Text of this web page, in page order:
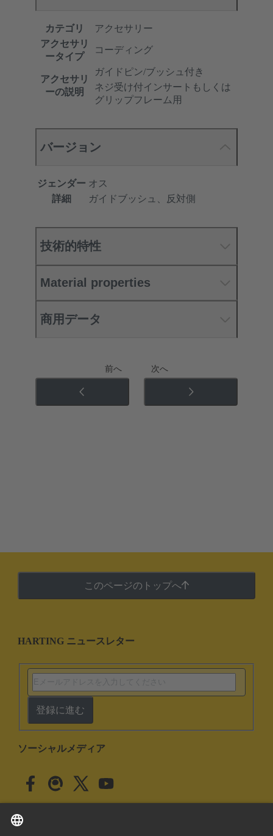
カテゴリ
アクセサリー
アクセサリ
ータイプ
コーディング
アクセサリ
ーの説明
ガイドピン/ブッシュ付き
ネジ受け付インサートもしくは
グリップフレーム用
バージョン
ジェンダー オス
詳細
ガイドブッシュ、反対側
技術的特性
Material properties
商用データ
前へ 次へ
このページのトップへ
HARTING ニュースレター
登録に進む
ソーシャルメディア